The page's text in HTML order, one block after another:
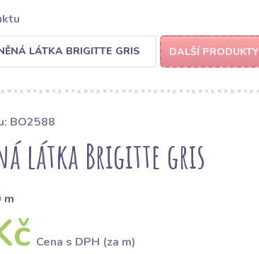
LÁTKA BRIGITTE GRIS DALŠÍ PRODUKTY
BO2588
látka Brigitte gris
m
Cena s DPH (za m)